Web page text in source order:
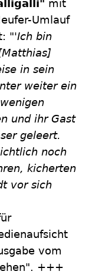
mit
Umlauf
"'Ich bin
in sein
weiter ein
und ihr Gast
geleert.
noch
kicherten
vor sich
vom
+++